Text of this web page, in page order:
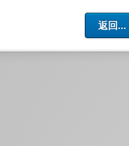
返回...